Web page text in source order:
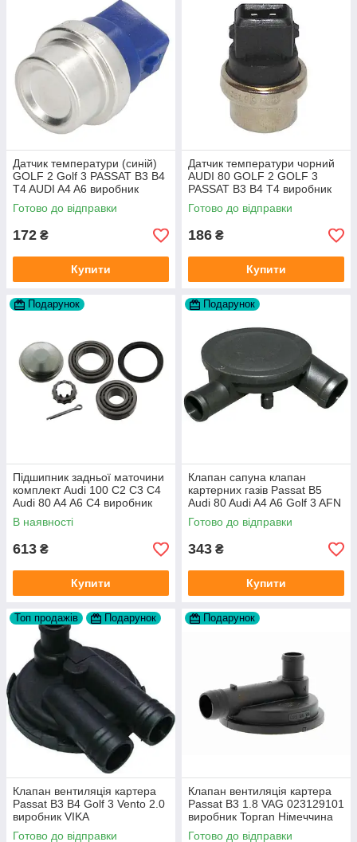
Датчик температури (синій)
GOLF 2 Golf 3 PASSAT B3 B4
T4 AUDI A4 A6 виробник
Topran Німеччина
Готово до відправки
172 ₴
Купити
Датчик температури чорний
AUDI 80 GOLF 2 GOLF 3
PASSAT B3 B4 T4 виробник
TOPRAN Німеччина
Готово до відправки
186 ₴
Купити
Подарунок
Підшипник задньої маточини
комплект Audi 100 C2 C3 C4
Audi 80 A4 A6 C4 виробник
FAG
В наявності
613 ₴
Купити
Подарунок
Клапан сапуна клапан
картерних газів Passat B5
Audi 80 Audi A4 A6 Golf 3 AFN
1Y AAZ 1Z AFF AEY AAZ AHB
AHU
Готово до відправки
343 ₴
Купити
Топ продажів Подарунок
Клапан вентиляція картера
Passat B3 B4 Golf 3 Vento 2.0
виробник VIKA
Готово до відправки
Подарунок
Клапан вентиляція картера
Passat B3 1.8 VAG 023129101
виробник Topran Німеччина
Готово до відправки